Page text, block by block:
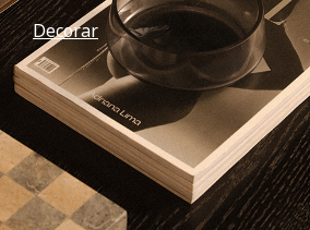
Vem ver